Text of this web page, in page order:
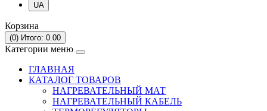
UA
Корзина
(0) Итого: 0.00
Категории меню
ГЛАВНАЯ
КАТАЛОГ ТОВАРОВ
НАГРЕВАТЕЛЬНЫЙ МАТ
НАГРЕВАТЕЛЬНЫЙ КАБЕЛЬ